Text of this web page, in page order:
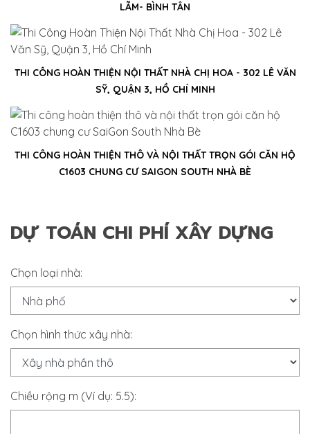
LÃM- BÌNH TÂN
THI CÔNG HOÀN THIỆN NỘI THẤT NHÀ CHỊ HOA - 302 LÊ VĂN
SỸ, QUẬN 3, HỒ CHÍ MINH
THI CÔNG HOÀN THIỆN THÔ VÀ NỘI THẤT TRỌN GÓI CĂN HỘ
C1603 CHUNG CƯ SAIGON SOUTH NHÀ BÈ
DỰ TOÁN CHI PHÍ XÂY DỰNG
Chọn loại nhà:
Chọn hình thức xây nhà:
Chiều rộng m (Ví dụ: 5.5):